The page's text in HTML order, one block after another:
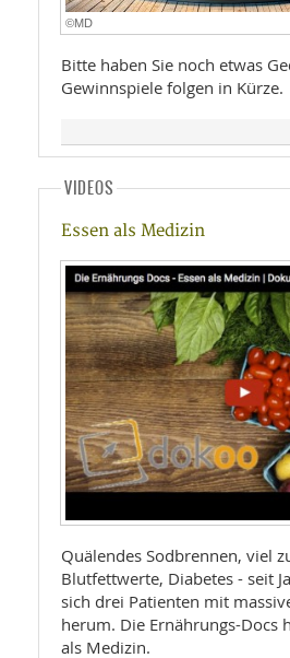
©MD
Bitte haben Sie noch etwas
Gewinnspiele folgen in Kürze.
VIDEOS
Essen als Medizin
Quälendes Sodbrennen, viel
Blutfettwerte, Diabetes - seit
sich drei Patienten mit
herum. Die Ernährungs-Docs
als Medizin.